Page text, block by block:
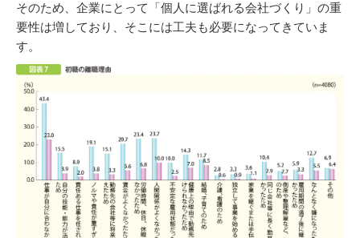
そのため、企業にとって「個人に選ばれる会社づくり」の重
要性は増しており、そこには工夫も必要になってきていま
す。